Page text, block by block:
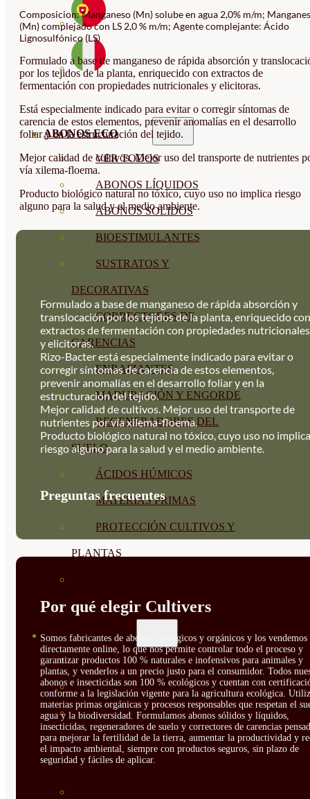
ABONOS ECO
VER TODOS
ABONOS LÍQUIDOS
ABONOS SOLIDOS
BIOESTIMULANTES
SUSTRATOS Y
DECORATIVAS
CORRECTORES DE
CARENCIAS
ENRAIZANTES
MADURACIÓN Y ENGORDE
REGENERADORES DEL
SUELO
ÁCIDOS HÚMICOS
MATERIAS PRIMAS
PROTECCIÓN CULTIVOS Y
PLANTAS
GROWPUNCH
SEMILLAS
VER TODAS
BIODINÁMICAS DEMETER
HORTALIZA FRUTO
SEMILLAS HORTALIZA DE
HOJA
Composicion: Manganeso (Mn) solube en agua 2,0% m/m;
(Mn) complejado con LS 2,0 % m/m; Agente complejante: Ácido
Lignosulfónico (LS)
Formulado a base de manganeso de rápida absorción y
por los tejidos de la planta, enriquecido con extractos de
fermentación con propiedades nutricionales y elicitoras.
Está especialmente indicado para evitar o corregir síntomas de
carencia de estos elementos, prevenir anomalías en el desarrollo
foliar y en la estructuración del tejido.
Mejor calidad de cultivos. Mejor uso del transporte de nutrientes
vía xilema-floema.
Producto biológico natural no tóxico, cuyo uso no implica riesgo
alguno para la salud y el medio ambiente.
Formulado a base de manganeso de rápida absorción y
translocación por los tejidos de la planta, enriquecido con
extractos de fermentación con propiedades nutricionales
y elicitoras.
Rizo-Bacter está especialmente indicado para evitar o
corregir síntomas de carencia de estos elementos,
prevenir anomalías en el desarrollo foliar y en la
estructuración del tejido.
Mejor calidad de cultivos. Mejor uso del transporte de
nutrientes por vía xilema-floema.
Producto biológico natural no tóxico, cuyo uso no implica
riesgo alguno para la salud y el medio ambiente.
Preguntas frecuentes
Por qué elegir Cultivers
Somos fabricantes de abonos ecológicos y orgánicos y los vendemos
directamente online, lo que nos permite controlar todo el proceso y
garantizar productos 100 % naturales e inofensivos para animales y
plantas, y venderlos a un precio justo para el consumidor. Todos
abonos e insecticidas son 100 % ecológicos y cuentan con
conforme a la legislación vigente para la agricultura ecológica.
materias primas orgánicas y procesos responsables que respetan el
agua y la biodiversidad. Formulamos abonos sólidos y líquidos,
insecticidas, regeneradores de suelo y correctores de carencias
para mejorar la fertilidad de la tierra, aumentar la productividad y
el impacto ambiental, siempre con productos seguros, sin plazo de
seguridad y fáciles de aplicar.